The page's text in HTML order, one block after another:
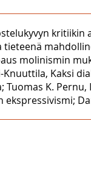
molinismin
Kaksi
K.